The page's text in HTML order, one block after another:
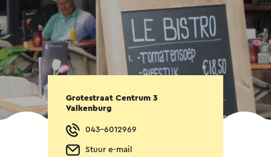
Grotestraat Centrum 3
Valkenburg
043-6012969
Stuur e-mail